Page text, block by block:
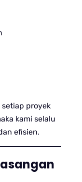
setiap proyek
kami selalu
efisien.